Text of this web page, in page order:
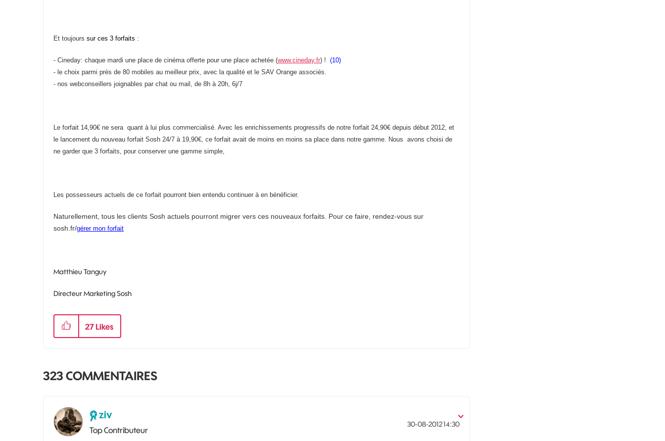
Et toujours sur ces 3 forfaits :
- Cineday: chaque mardi une place de cinéma offerte pour une place achetée (www.cineday.fr) ! (10)
- le choix parmi près de 80 mobiles au meilleur prix, avec la qualité et le SAV Orange associés.
- nos webconseillers joignables par chat ou mail, de 8h à 20h, 6j/7
L e forfait 14,90€ ne sera quant à lui plus commercialisé. Avec les enrichissements progressifs de notre forfait 24,90€ depuis début 2012, et
le lancement du nouveau forfait Sosh 24/7 à 19,90€, ce forfait avait de moins en moins sa place dans notre gamme. Nous avons choisi de
ne garder que 3 forfaits, pour conserver une gamme simple,
Les possesseurs actuels de ce forfait pourront bien entendu continuer à en bénéficier.
Naturellement, tous les clients Sosh actuels pourront migrer vers ces nouveaux forfaits. Pour ce faire, rendez-vous sur
sosh.fr/gérer mon forfait
Matthieu Tanguy
Directeur Marketing Sosh
27 Likes
323 COMMENTAIRES
ziv
Top Contributeur
‎30-08-201214:30